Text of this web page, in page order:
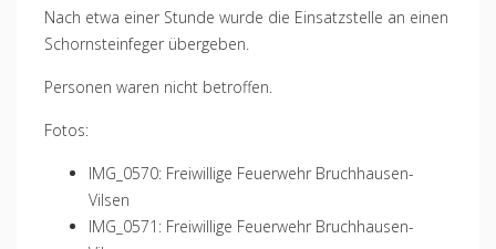
Nach etwa einer Stunde wurde die Einsatzstelle an einen
Schornsteinfeger übergeben.
Personen waren nicht betroffen.
Fotos:
IMG_0570: Freiwillige Feuerwehr Bruchhausen-
Vilsen
IMG_0571: Freiwillige Feuerwehr Bruchhausen-